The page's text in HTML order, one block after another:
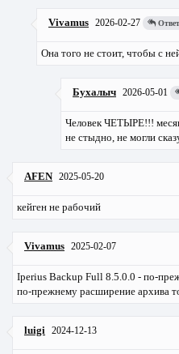
Vivamus 2026-02-27 Ответ
Она того не стоит, чтобы с
Бухалыч 2026-05-01
Человек ЧЕТЫРЕ!!!
не стыдно, не могли
AFEN 2025-05-20
кейген не рабочий
Vivamus 2025-02-07
Iperius Backup Full 8.5.0.0 - по-
по-прежнему расширение архива
luigi 2024-12-13